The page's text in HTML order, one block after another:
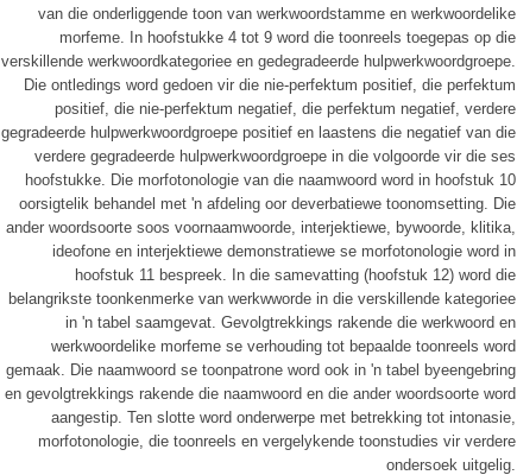
van die onderliggende toon van werkwoordstamme en werkwoordelike
morfeme. In hoofstukke 4 tot 9 word die toonreels toegepas op die
verskillende werkwoordkategoriee en gedegradeerde hulpwerkwoordgroepe.
Die ontledings word gedoen vir die nie-perfektum positief, die perfektum
positief, die nie-perfektum negatief, die perfektum negatief, verdere
gegradeerde hulpwerkwoordgroepe positief en laastens die negatief van die
verdere gegradeerde hulpwerkwoordgroepe in die volgoorde vir die ses
hoofstukke. Die morfotonologie van die naamwoord word in hoofstuk 10
oorsigtelik behandel met 'n afdeling oor deverbatiewe toonomsetting. Die
ander woordsoorte soos voornaamwoorde, interjektiewe, bywoorde, klitika,
ideofone en interjektiewe demonstratiewe se morfotonologie word in
hoofstuk 11 bespreek. In die samevatting (hoofstuk 12) word die
belangrikste toonkenmerke van werkwworde in die verskillende kategoriee
in 'n tabel saamgevat. Gevolgtrekkings rakende die werkwoord en
werkwoordelike morfeme se verhouding tot bepaalde toonreels word
gemaak. Die naamwoord se toonpatrone word ook in 'n tabel byeengebring
en gevolgtrekkings rakende die naamwoord en die ander woordsoorte word
aangestip. Ten slotte word onderwerpe met betrekking tot intonasie,
morfotonologie, die toonreels en vergelykende toonstudies vir verdere
ondersoek uitgelig.